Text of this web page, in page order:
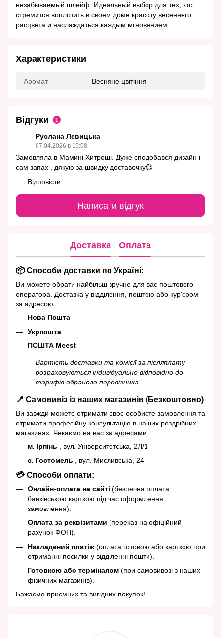
незабываемый шлейф. Идеальный выбор для тех, кто
стремится воплотить в своем доме красоту весеннего
расцвета и наслаждаться каждым мгновением.
Характеристики
Аромат Весняне цвітіння
Відгуки 1
Руслана Левицька
07.04.2026 в 15:08
Замовляла в Мамині Хитрощі. Дуже сподобався дизайн і
сам запах , дякую за швидку доставочку💞
Відповісти
Написати відгук
Доставка Оплата
📦 Способи доставки по Україні:
Ви можете обрати найбільш зручне для вас поштового
оператора. Доставка у відділення, поштою або кур'єром
за адресою:
Нова Пошта
Укрпошта
ПОШТА Meest
Вартість доставки та комісії за післяплату
розраховуються індивідуально відповідно до
тарифів обраного перевізника.
📍 Самовивіз із наших магазинів (Безкоштовно)
Ви завжди можете отримати своє особисте замовлення та
отримати професійну консультацію в наших роздрібних
магазинах. Чекаємо на вас за адресами:
м. Ірпінь , вул. Університетська, 2Л/1
с. Гостомель , вул. Мисливська, 24
💳 Способи оплати:
Онлайн-оплата на сайті (безпечна оплата
банківською карткою під час оформлення
замовлення).
Оплата за реквізитами (переказ на офіційний
рахунок ФОП).
Накладений платіж (оплата готовою або карткою при
отриманні посилки у відділенні пошти).
Готовкою або терміналом (при самовивозі з наших
фізичних магазинів).
Бажаємо приємних та вигідних покупок!